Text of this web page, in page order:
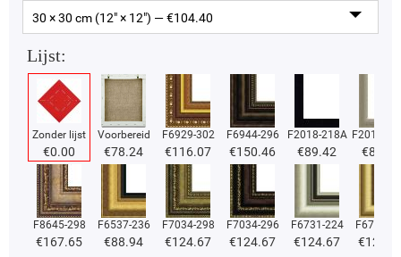
30 × 30 cm (12" × 12") — €104.40
Lijst:
Zonder lijst
€0.00
Voorbereid
€78.24
F6929-302
€116.07
F6944-296
€150.46
F2018-218A
€89.42
F2018-
€89.42
F8645-298
€167.65
F6537-236
€88.94
F7034-298
€124.67
F7034-296
€124.67
F6731-224
€124.67
F6731-
€